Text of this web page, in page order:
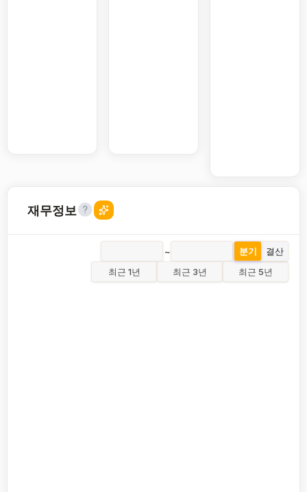
재무정보
~ 분기
결산
최근 1년
최근 3년 최근 5년